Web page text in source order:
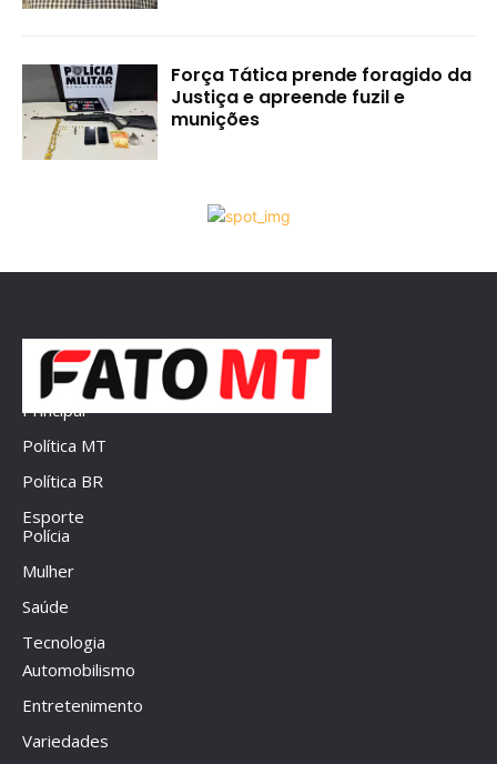
Força Tática prende foragido da
Justiça e apreende fuzil e
munições
Principal
Política MT
Política BR
Esporte
Polícia
Mulher
Saúde
Tecnologia
Automobilismo
Entretenimento
Variedades